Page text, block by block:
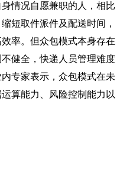
情况自愿兼职的人，相比
短取件派件及配送时间，
率。但众包模式本身存在
健全，快递人员管理难度
专家表示，众包模式在未
算能力、风险控制能力以
一直都非份内之事，一